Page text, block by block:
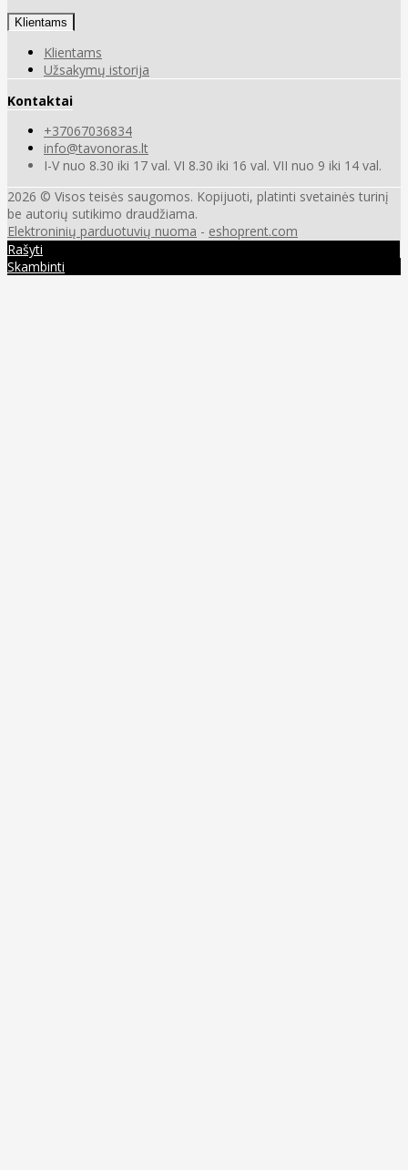
Klientams
Klientams
Užsakymų istorija
Kontaktai
+37067036834
info@tavonoras.lt
I-V nuo 8.30 iki 17 val. VI 8.30 iki 16 val. VII nuo 9 iki 14 val.
2026 © Visos teisės saugomos. Kopijuoti, platinti svetainės turinį
be autorių sutikimo draudžiama.
Elektroninių parduotuvių nuoma - eshoprent.com
Rašyti
Skambinti